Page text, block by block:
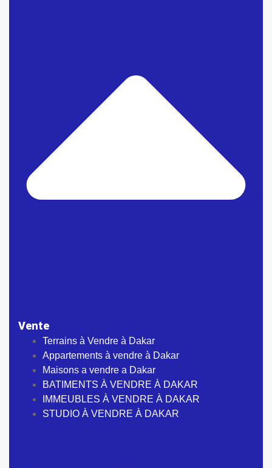
Vente
Terrains à Vendre à Dakar
Appartements à vendre à Dakar
Maisons a vendre a Dakar
BATIMENTS À VENDRE À DAKAR
IMMEUBLES À VENDRE À DAKAR
STUDIO À VENDRE À DAKAR